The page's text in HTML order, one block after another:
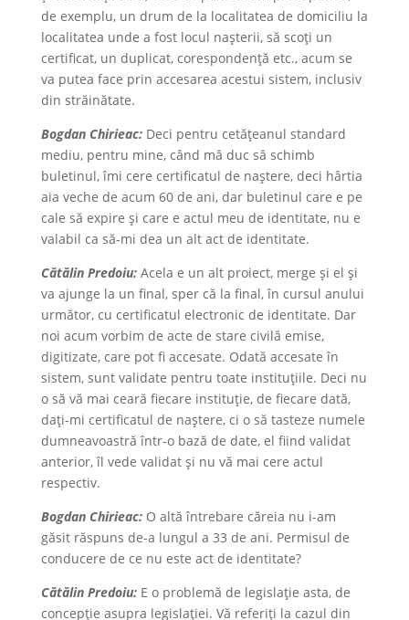
de exemplu, un drum de la localitatea de domiciliu la
localitatea unde a fost locul nașterii, să scoți un
certificat, un duplicat, corespondență etc., acum se
va putea face prin accesarea acestui sistem, inclusiv
din străinătate.
Bogdan Chirieac:Deci pentru cetățeanul standard
mediu, pentru mine, când mă duc să schimb
buletinul, îmi cere certificatul de naștere, deci hârtia
aia veche de acum 60 de ani, dar buletinul care e pe
cale să expire și care e actul meu de identitate, nu e
valabil ca să-mi dea un alt act de identitate.
Cătălin Predoiu:Acela e un alt proiect, merge și el și
va ajunge la un final, sper că la final, în cursul anului
următor, cu certificatul electronic de identitate. Dar
noi acum vorbim de acte de stare civilă emise,
digitizate, care pot fi accesate. Odată accesate în
sistem, sunt validate pentru toate instituțiile. Deci nu
o să vă mai ceară fiecare instituție, de fiecare dată,
dați-mi certificatul de naștere, ci o să tasteze numele
dumneavoastră într-o bază de date, el fiind validat
anterior, îl vede validat și nu vă mai cere actul
respectiv.
Bogdan Chirieac:O altă întrebare căreia nu i-am
găsit răspuns de-a lungul a 33 de ani. Permisul de
conducere de ce nu este act de identitate?
Cătălin Predoiu:E o problemă de legislație asta, de
concepție asupra legislației. Vă referiți la cazul din